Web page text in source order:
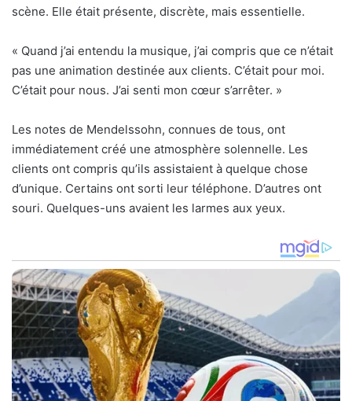
scène. Elle était présente, discrète, mais essentielle.
« Quand j’ai entendu la musique, j’ai compris que ce n’était
pas une animation destinée aux clients. C’était pour moi.
C’était pour nous. J’ai senti mon cœur s’arrêter. »
Les notes de Mendelssohn, connues de tous, ont
immédiatement créé une atmosphère solennelle. Les
clients ont compris qu’ils assistaient à quelque chose
d’unique. Certains ont sorti leur téléphone. D’autres ont
souri. Quelques-uns avaient les larmes aux yeux.